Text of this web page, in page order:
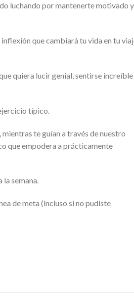
luchando por mantenerte motivado y
que cambiará tu vida en tu
quiera lucir genial, sentirse
típico.
te guían a través de nuestro
que empodera a prácticamente
semana.
de meta (incluso si no pudiste